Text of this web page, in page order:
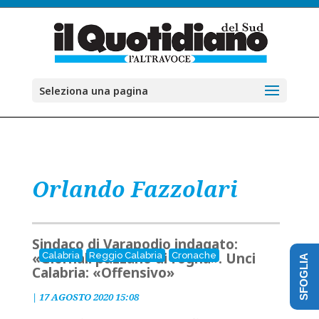
Seleziona una pagina
Orlando Fazzolari
Calabria Reggio Calabria Cronache
Sindaco di Varapodio indagato:
«Giornali puzzano di fogna». Unci
Calabria: «Offensivo»
| 17 AGOSTO 2020 15:08 SFOGLIA